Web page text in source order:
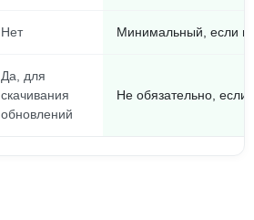
Нет Минимальный, если
Да, для
скачивания
обновлений
Не обязательно, если